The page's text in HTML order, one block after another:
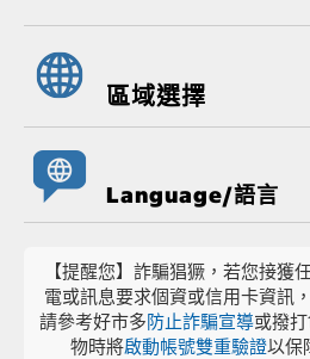
區域選擇
Language/語言
【提醒您】詐騙猖獗，若您接獲
電或訊息要求個資或信用卡資訊
請參考好市多防止詐騙宣導或撥
物時將啟動帳號雙重驗證以保